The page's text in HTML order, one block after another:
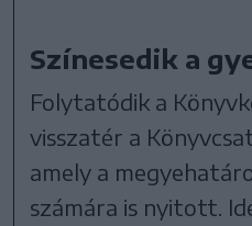
Színesedik a
Folytatódik a
visszatér a
amely a
számára is nyitott.